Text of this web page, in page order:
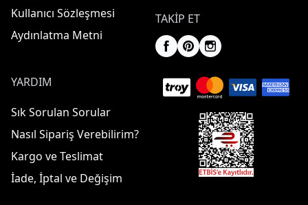
Kullanıcı Sözleşmesi
Aydınlatma Metni
TAKIP ET
YARDIM
Sık Sorulan Sorular
Nasıl Sipariş Verebilirim?
Kargo ve Teslimat
İade, İptal ve Değişim